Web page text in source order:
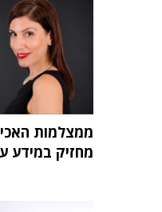
ממצלמות
מחזיק במידע